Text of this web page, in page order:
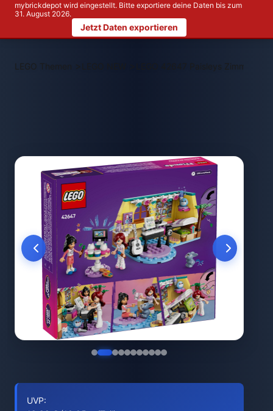
mybrickdepot wird eingestellt. Bitte exportiere deine Daten bis zum
31. August 2026.
Jetzt Daten exportieren
LEGO Themen > LEGO 42647 Paisleys Zimmer
UVP: